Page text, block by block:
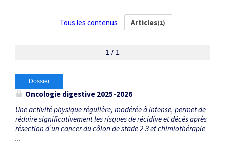
Cancer du pancréas localement avancé ×
Tous les contenus Articles(1)
1 / 1
Dossier
Oncologie digestive 2025-2026
Une activité physique régulière, modérée à intense, permet de
réduire significativement les risques de récidive et décès après
résection d’un cancer du côlon de stade 2-3 et chimiothérapie
...